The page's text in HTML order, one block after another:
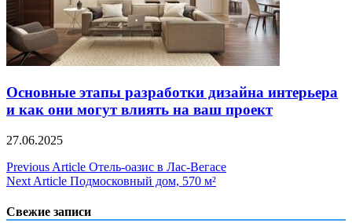
Основные этапы разработки дизайна интерьера
и как они могут влиять на ваш проект
27.06.2025
Навигация
по
записям
Previous Article Отель-оазис в Лас-Вегасе
Next Article Подмосковный дом, 570 м²
Свежие записи